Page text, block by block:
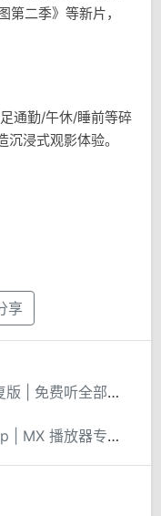
第二季》等新片，
通勤/午休/睡前等碎
浸式观影体验。
享
酷我畅听 v9.1.8.1 解锁VIP会员修复版 | 免费听全部内容
MX Player Pro_v1.93.4 安卓版App | MX 播放器专业版